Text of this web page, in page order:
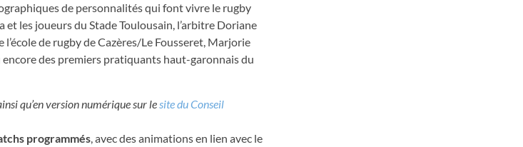
de personnalités qui font vivre le rugby
les joueurs du Stade Toulousain, l’arbitre Doriane
de rugby de Cazères/Le Fousseret, Marjorie
des premiers pratiquants haut-garonnais du
qu’en version numérique sur le site du Conseil
programmés , avec des animations en lien avec le